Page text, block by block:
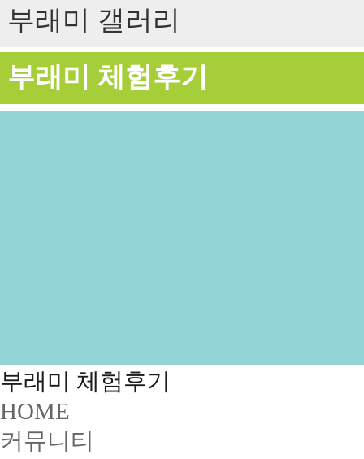
부래미 갤러리
부래미 체험후기
부래미 체험후기
HOME
커뮤니티